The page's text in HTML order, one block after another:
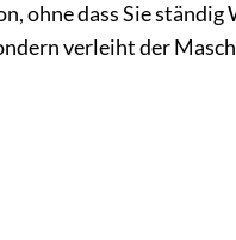
dass Sie ständig
verleiht der